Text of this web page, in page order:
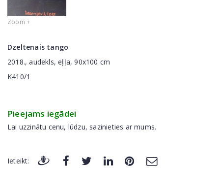
Zoom +
Dzeltenais tango
2018., audekls, eļļa, 90x100 cm
K410/1
Pieejams iegādei
Lai uzzinātu cenu, lūdzu, sazinieties ar mums.
Ieteikt: